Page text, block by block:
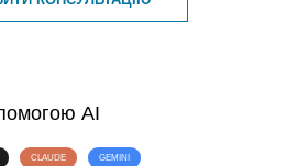
AI
CLAUDE GEMINI